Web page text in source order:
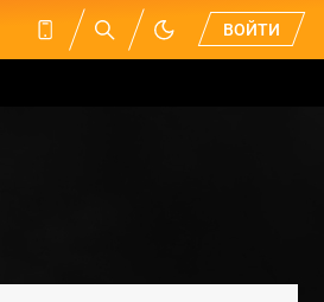
ВОЙТИ